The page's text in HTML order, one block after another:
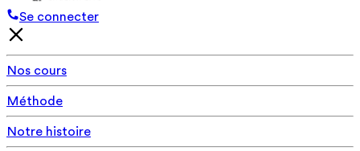
Se connecter
Nos cours
Méthode
Notre histoire